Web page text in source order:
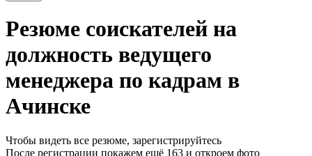
Резюме соискателей на
должность ведущего
менеджера по кадрам в
Ачинске
Чтобы видеть все резюме, зарегистрируйтесь
После регистрации покажем ещё 163 и откроем фото